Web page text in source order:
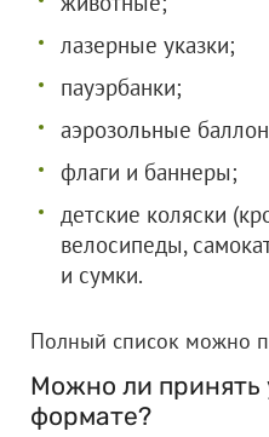
лазерные указки;
пауэрбанки;
аэрозольные
флаги и баннеры;
детские коляски
велосипеды,
и сумки.
Полный список можно
Можно ли принять
формате?